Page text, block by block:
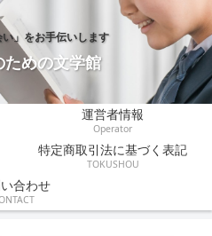
」をお手伝いします
ための文学館
運営者情報
Operator
特定商取引法に基づく表記
TOKUSHOU
合わせ